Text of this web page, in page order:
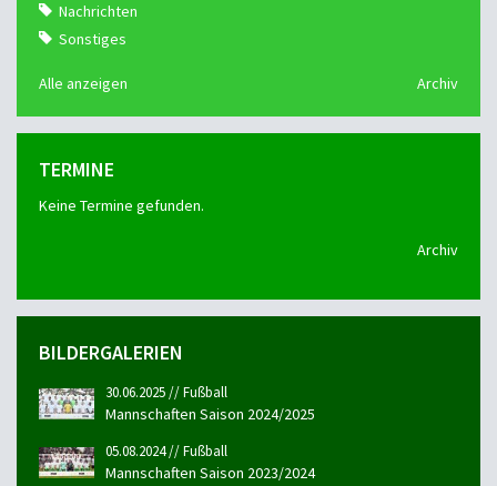
Nachrichten
Sonstiges
Alle anzeigen Archiv
TERMINE
Keine Termine gefunden.
Archiv
BILDERGALERIEN
30.06.2025 // Fußball
Mannschaften Saison 2024/2025
05.08.2024 // Fußball
Mannschaften Saison 2023/2024